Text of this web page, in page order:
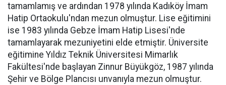
tamamlamış ve ardından 1978 yılında Kadıköy İmam
Hatip Ortaokulu'ndan mezun olmuştur. Lise eğitimini
ise 1983 yılında Gebze İmam Hatip Lisesi'nde
tamamlayarak mezuniyetini elde etmiştir. Üniversite
eğitimine Yıldız Teknik Üniversitesi Mimarlık
Fakültesi'nde başlayan Zinnur Büyükgöz, 1987 yılında
Şehir ve Bölge Plancısı unvanıyla mezun olmuştur.